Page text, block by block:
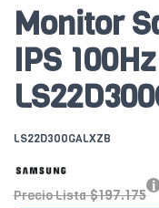
Monitor
IPS 100Hz
LS22D300GALXZB
Precio Lista $197.175